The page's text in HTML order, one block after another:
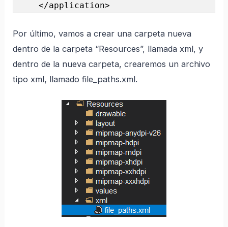
    </application>
Por último, vamos a crear una carpeta nueva
dentro de la carpeta “Resources”, llamada xml, y
dentro de la nueva carpeta, crearemos un archivo
tipo xml, llamado file_paths.xml.